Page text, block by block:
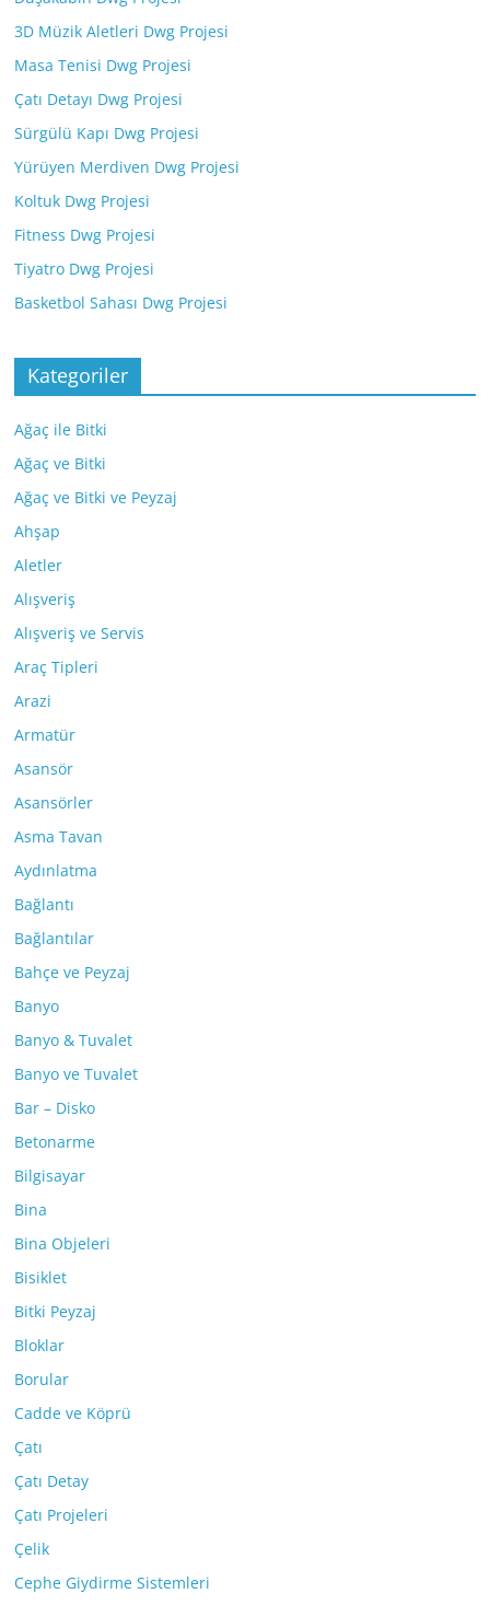
3D Müzik Aletleri Dwg Projesi
Masa Tenisi Dwg Projesi
Çatı Detayı Dwg Projesi
Sürgülü Kapı Dwg Projesi
Yürüyen Merdiven Dwg Projesi
Koltuk Dwg Projesi
Fitness Dwg Projesi
Tiyatro Dwg Projesi
Basketbol Sahası Dwg Projesi
Kategoriler
Ağaç ile Bitki
Ağaç ve Bitki
Ağaç ve Bitki ve Peyzaj
Ahşap
Aletler
Alışveriş
Alışveriş ve Servis
Araç Tipleri
Arazi
Armatür
Asansör
Asansörler
Asma Tavan
Aydınlatma
Bağlantı
Bağlantılar
Bahçe ve Peyzaj
Banyo
Banyo & Tuvalet
Banyo ve Tuvalet
Bar – Disko
Betonarme
Bilgisayar
Bina
Bina Objeleri
Bisiklet
Bitki Peyzaj
Bloklar
Borular
Cadde ve Köprü
Çatı
Çatı Detay
Çatı Projeleri
Çelik
Cephe Giydirme Sistemleri